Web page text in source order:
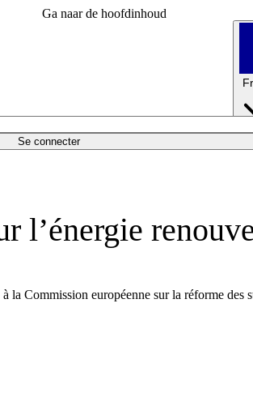
Ga naar de hoofdinhoud
Se connecter
l’énergie
la Commission européenne sur la réforme